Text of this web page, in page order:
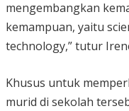
mengembangkan
kemampuan, yaitu
technology,” tutur
Khusus untuk
murid di sekolah